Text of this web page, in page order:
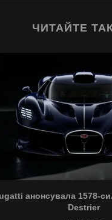
ЧИТАЙТЕ
анонсувала 1578-
Destrier